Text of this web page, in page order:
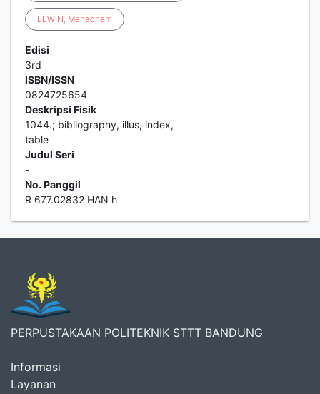
LEWIN, Menachem
Edisi
3rd
ISBN/ISSN
0824725654
Deskripsi Fisik
1044.; bibliography, illus, index,
table
Judul Seri
-
No. Panggil
R 677.02832 HAN h
PERPUSTAKAAN POLITEKNIK STTT BANDUNG
Informasi
Layanan